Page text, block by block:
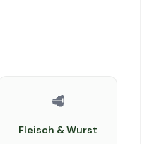
🥩
Fleisch & Wurst